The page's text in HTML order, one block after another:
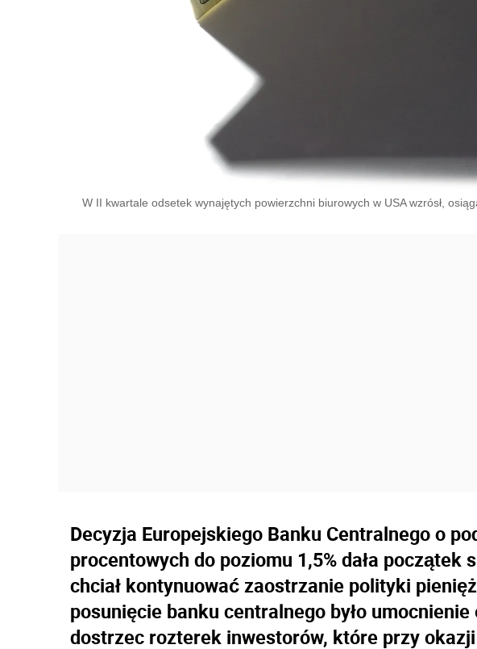
W II kwartale odsetek wynajętych powierzchni biurowych w USA wzrósł,
Decyzja Europejskiego Banku Centralnego o
procentowych do poziomu 1,5% dała początek
chciał kontynuować zaostrzanie polityki
posunięcie banku centralnego było
dostrzec rozterek inwestorów, które przy okazji